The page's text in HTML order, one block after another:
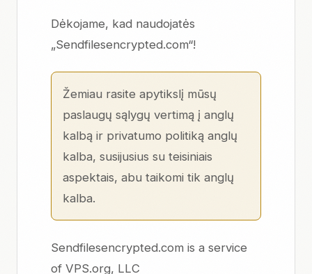
Dėkojame, kad naudojatės
„Sendfilesencrypted.com“!
Žemiau rasite apytikslį mūsų
paslaugų sąlygų vertimą į anglų
kalbą ir privatumo politiką anglų
kalba, susijusius su teisiniais
aspektais, abu taikomi tik anglų
kalba.
Sendfilesencrypted.com is a service
of VPS.org, LLC